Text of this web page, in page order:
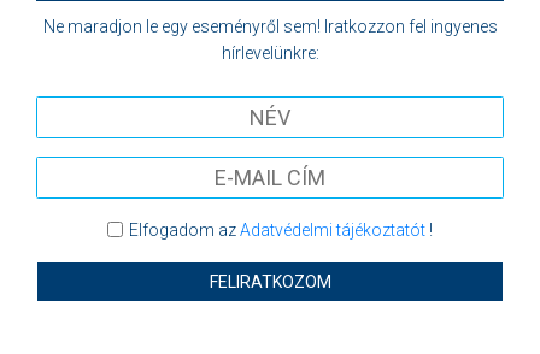
Ne maradjon le egy eseményről sem! Iratkozzon fel ingyenes
hírlevelünkre:
Elfogadom azAdatvédelmi tájékoztatót!
FELIRATKOZOM